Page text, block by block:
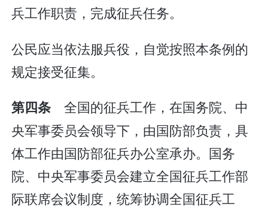
兵工作职责，完成征兵任务。
公民应当依法服兵役，自觉按照本条例的
规定接受征集。
第四条 全国的征兵工作，在国务院、中
央军事委员会领导下，由国防部负责，具
体工作由国防部征兵办公室承办。国务
院、中央军事委员会建立全国征兵工作部
际联席会议制度，统筹协调全国征兵工